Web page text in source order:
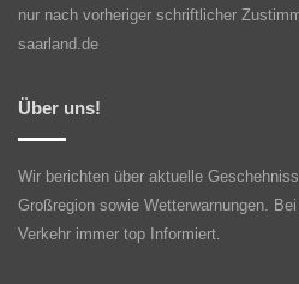
nur nach vorheriger schriftlicher
saarland.de
Über uns!
Wir berichten über aktuelle
Großregion sowie Wetterwarnungen.
Verkehr immer top Informiert.